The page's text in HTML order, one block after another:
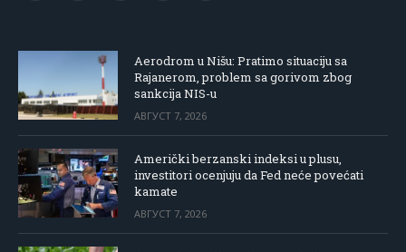
Aerodrom u Nišu: Pratimo situaciju sa
Rajanerom, problem sa gorivom zbog
sankcija NIS-u
АВГУСТ 7, 2026
Američki berzanski indeksi u plusu,
investitori ocenjuju da Fed neće povećati
kamate
АВГУСТ 7, 2026